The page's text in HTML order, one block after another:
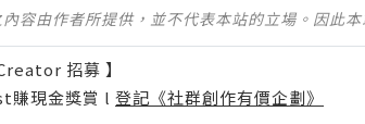
容由作者所提供，並不代表本站的立場。因此
招募 】
賺現金獎賞 l 登記《社群創作有價企劃》